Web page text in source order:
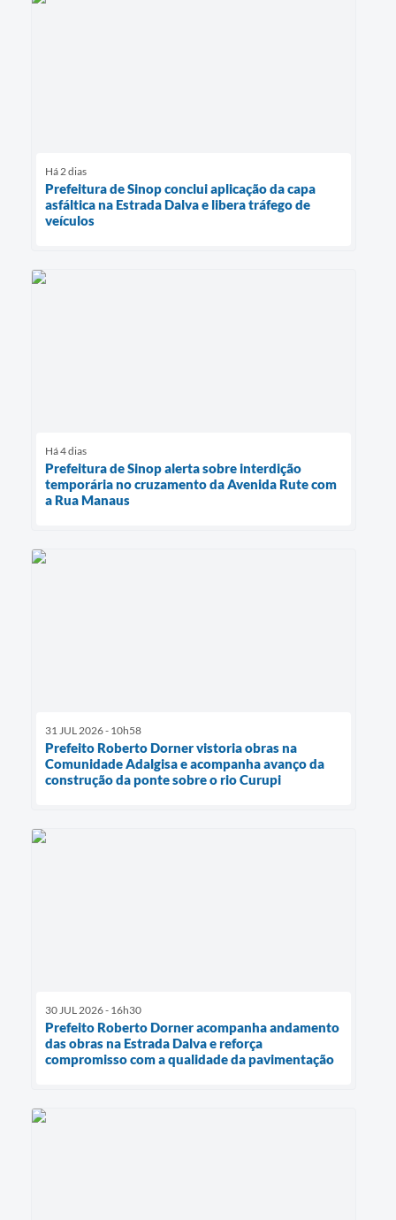
Há 2 dias
Prefeitura de Sinop conclui aplicação da capa
asfáltica na Estrada Dalva e libera tráfego de
veículos
Há 4 dias
Prefeitura de Sinop alerta sobre interdição
temporária no cruzamento da Avenida Rute com
a Rua Manaus
31 JUL 2026 - 10h58
Prefeito Roberto Dorner vistoria obras na
Comunidade Adalgisa e acompanha avanço da
construção da ponte sobre o rio Curupi
30 JUL 2026 - 16h30
Prefeito Roberto Dorner acompanha andamento
das obras na Estrada Dalva e reforça
compromisso com a qualidade da pavimentação